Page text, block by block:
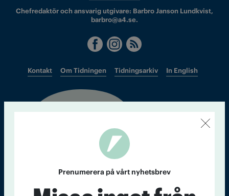
Chefredaktör och ansvarig utgivare: Barbro Janson Lundkvist,
barbro@a4.se.
Kontakt Om Tidningen Tidningsarkiv In English
Läs tidigare
Prenumerera på vårt nyhetsbrev